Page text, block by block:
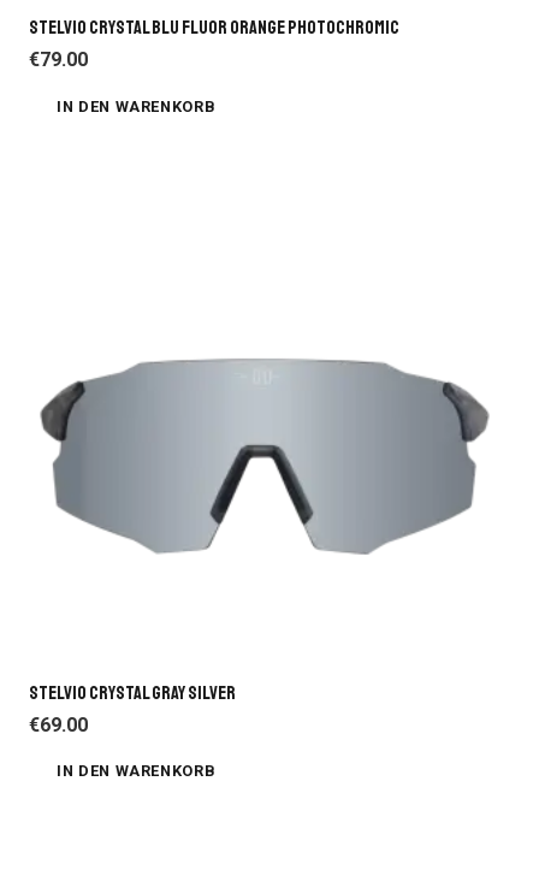
STELVIO CRYSTAL BLU FLUOR ORANGE PHOTOCHROMIC
€79.00
IN DEN WARENKORB
STELVIO CRYSTAL GRAY SILVER
€69.00
IN DEN WARENKORB